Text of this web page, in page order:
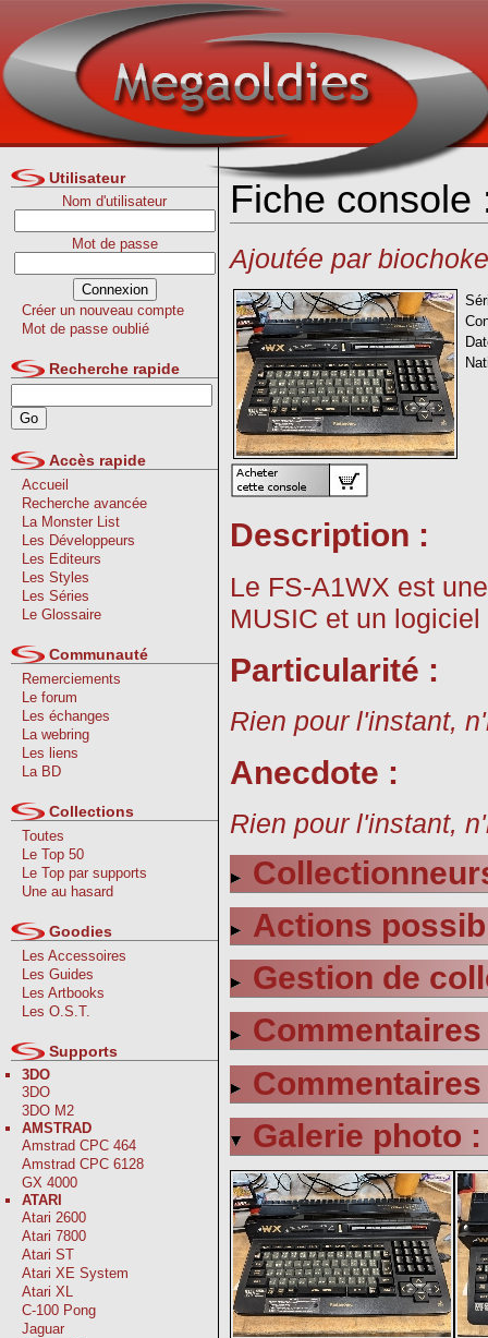
Utilisateur
Nom d'utilisateur
Mot de passe
Créer un nouveau compte
Mot de passe oublié
Recherche rapide
Accès rapide
Accueil
Recherche avancée
La Monster List
Les Développeurs
Les Editeurs
Les Styles
Les Séries
Le Glossaire
Communauté
Remerciements
Le forum
Les échanges
La webring
Les liens
La BD
Collections
Toutes
Le Top 50
Le Top par supports
Une au hasard
Goodies
Les Accessoires
Les Guides
Les Artbooks
Les O.S.T.
Supports
3DO
3DO
3DO M2
AMSTRAD
Amstrad CPC 464
Amstrad CPC 6128
GX 4000
ATARI
Atari 2600
Atari 7800
Atari ST
Atari XE System
Atari XL
C-100 Pong
Jaguar
Fiche
Ajoutée par
Description :
Le FS-A1WX est
MUSIC et un
Particularité :
Rien pour l'instant,
Anecdote :
Rien pour l'instant,
Actions
Gestion de
Galerie photo :